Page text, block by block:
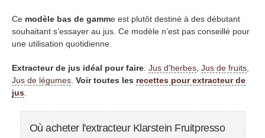
Ce modèle bas de gamme est plutôt destiné à des débutant
souhaitant s’essayer au jus. Ce modèle n’est pas conseillé pour
une utilisation quotidienne.
Extracteur de jus idéal pour faire: Jus d'herbes Jus de fruits
Jus de légumes Voir toutes les recettes pour extracteur de
jus
Où acheter l'extracteur Klarstein Fruitpresso